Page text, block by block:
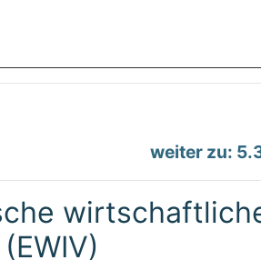
weiter zu: